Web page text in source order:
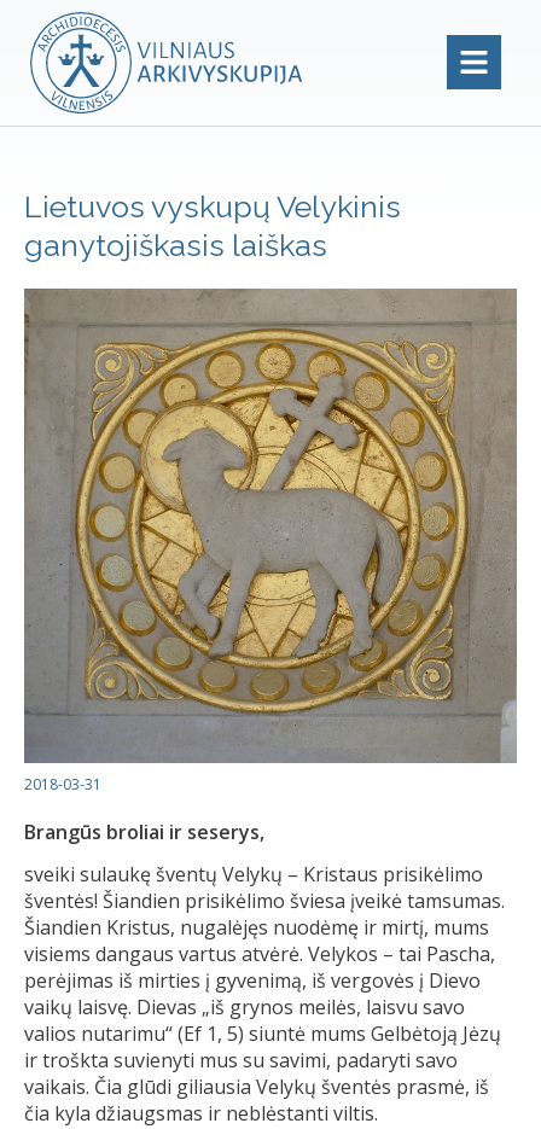
Lietuvos vyskupų Velykinis
ganytojiškasis laiškas
2018-03-31
Brangūs broliai ir seserys,
sveiki sulaukę šventų Velykų – Kristaus prisikėlimo
šventės! Šiandien prisikėlimo šviesa įveikė tamsumas.
Šiandien Kristus, nugalėjęs nuodėmę ir mirtį, mums
visiems dangaus vartus atvėrė. Velykos – tai Pascha,
perėjimas iš mirties į gyvenimą, iš vergovės į Dievo
vaikų laisvę. Dievas „iš grynos meilės, laisvu savo
valios nutarimu“ (Ef 1, 5) siuntė mums Gelbėtoją Jėzų
ir troškta suvienyti mus su savimi, padaryti savo
vaikais. Čia glūdi giliausia Velykų šventės prasmė, iš
čia kyla džiaugsmas ir neblėstanti viltis.